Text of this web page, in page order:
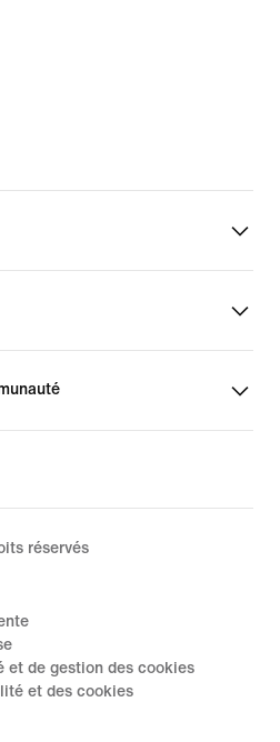
réservés
et de gestion des cookies
et des cookies